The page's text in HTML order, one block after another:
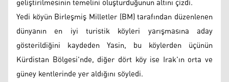
Yedi köyün Birleşmiş Milletler (BM) tarafından düzenlenen
dünyanın en iyi turistik köyleri yarışmasına aday
gösterildiğini kaydeden Yasin, bu köylerden üçünün
Kürdistan Bölgesi'nde, diğer dört köy ise Irak'ın orta ve
güney kentlerinde yer aldığını söyledi.